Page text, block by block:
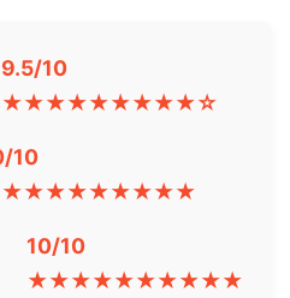
9.5/10
★★★★★★★★★☆
10
10/10
★★★★★★★★★★